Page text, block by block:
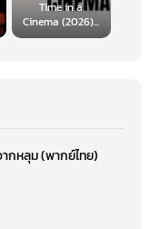
Time in a
Cinema (2026)...
กหลุม (พากย์ไทย)